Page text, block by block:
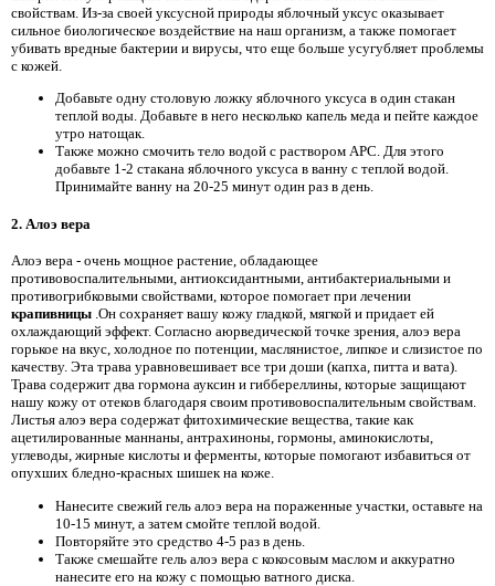
свойствам. Из-за своей уксусной природы яблочный уксус оказывает
сильное биологическое воздействие на наш организм, а также помогает
убивать вредные бактерии и вирусы, что еще больше усугубляет проблемы
с кожей.
Добавьте одну столовую ложку яблочного уксуса в один стакан
теплой воды. Добавьте в него несколько капель меда и пейте каждое
утро натощак.
Также можно смочить тело водой с раствором APC. Для этого
добавьте 1-2 стакана яблочного уксуса в ванну с теплой водой.
Принимайте ванну на 20-25 минут один раз в день.
2. Алоэ вера
Алоэ вера - очень мощное растение, обладающее
противовоспалительными, антиоксидантными, антибактериальными и
противогрибковыми свойствами, которое помогает при лечении
крапивницы .Он сохраняет вашу кожу гладкой, мягкой и придает ей
охлаждающий эффект. Согласно аюрведической точке зрения, алоэ вера
горькое на вкус, холодное по потенции, маслянистое, липкое и слизистое по
качеству. Эта трава уравновешивает все три доши (капха, питта и вата).
Трава содержит два гормона ауксин и гиббереллины, которые защищают
нашу кожу от отеков благодаря своим противовоспалительным свойствам.
Листья алоэ вера содержат фитохимические вещества, такие как
ацетилированные маннаны, антрахиноны, гормоны, аминокислоты,
углеводы, жирные кислоты и ферменты, которые помогают избавиться от
опухших бледно-красных шишек на коже.
Нанесите свежий гель алоэ вера на пораженные участки, оставьте на
10-15 минут, а затем смойте теплой водой.
Повторяйте это средство 4-5 раз в день.
Также смешайте гель алоэ вера с кокосовым маслом и аккуратно
нанесите его на кожу с помощью ватного диска.